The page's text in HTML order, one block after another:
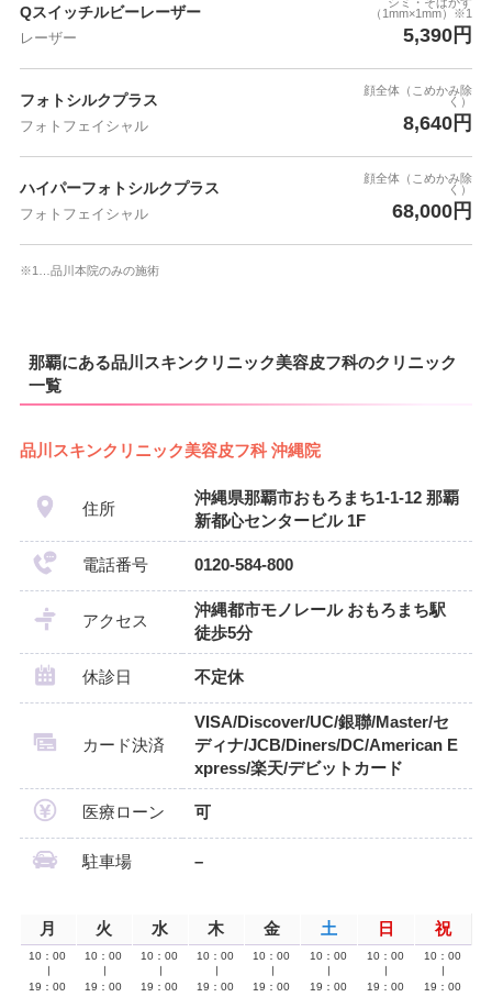
Qスイッチルビーレーザー
レーザー
（1mm×1mm）※1
5,390円
フォトシルクプラス
フォトフェイシャル
顔全体（こめかみ除
く）
8,640円
ハイパーフォトシルクプラス
フォトフェイシャル
顔全体（こめかみ除
く）
68,000円
※1…品川本院のみの施術
那覇にある品川スキンクリニック美容皮フ科のクリニック
一覧
品川スキンクリニック美容皮フ科 沖縄院
住所
沖縄県那覇市おもろまち1-1-12 那覇
新都心センタービル 1F
電話番号 0120-584-800
アクセス
沖縄都市モノレール おもろまち駅
徒歩5分
休診日 不定休
カード決済
VISA/Discover/UC/銀聯/Master/セ
ディナ/JCB/Diners/DC/American E
xpress/楽天/デビットカード
医療ローン 可
駐車場 –
月 火 水 木 金 土 日 祝
10：00
19：00
10：00
19：00
10：00
19：00
10：00
19：00
10：00
19：00
10：00
19：00
10：00
19：00
10：00
19：00